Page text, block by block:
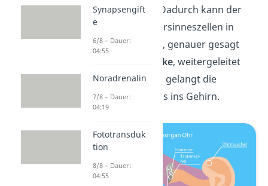
und Steigbügel
. Dadurch kann der
Reiz bis an die Hörsinneszellen in
deinem Innenohr, genauer gesagt
Gehörschnecke, weitergeleitet
werden. Von dort gelangt die
Erregung dann bis ins Gehirn.
Synapsengift
e
6/8 – Dauer:
04:55
Noradrenalin
7/8 – Dauer:
04:19
Fototransduk
tion
8/8 – Dauer:
04:55